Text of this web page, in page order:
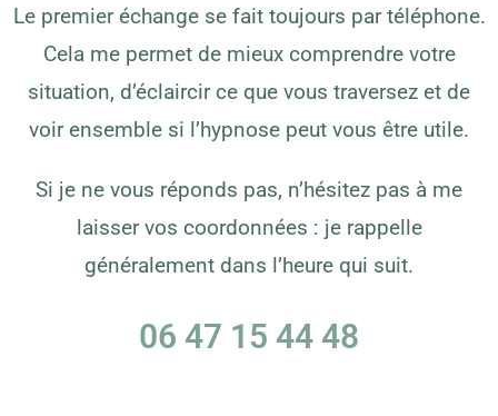
Le premier échange se fait toujours par téléphone.
Cela me permet de mieux comprendre votre
situation, d’éclaircir ce que vous traversez et de
voir ensemble si l’hypnose peut vous être utile.
Si je ne vous réponds pas, n’hésitez pas à me
laisser vos coordonnées : je rappelle
généralement dans l’heure qui suit.
06 47 15 44 48